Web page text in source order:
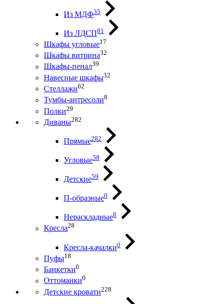
Из МДФ35
Из ЛДСП81
Шкафы угловые17
Шкафы витрина32
Шкафы-пенал39
Навесные шкафы32
Стеллажи62
Тумбы-антресоли8
Полки29
Диваны282
Прямые282
Угловые58
Детские59
П-образные0
Нераскладные8
Кресла28
Кресла-качалки0
Пуфы18
Банкетки0
Оттоманки0
Детские кровати228